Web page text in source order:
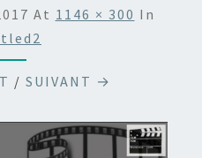
At 1146 × 300 In
/ SUIVANT →